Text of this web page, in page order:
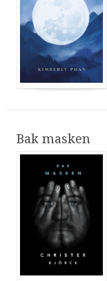
Bak masken